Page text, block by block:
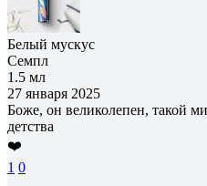
Белый мускус
Семпл
1.5 мл
27 января 2025
Боже, он великолепен, такой
детства
❤️
1 0